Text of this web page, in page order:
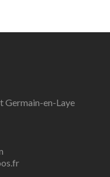
Germain-en-Laye